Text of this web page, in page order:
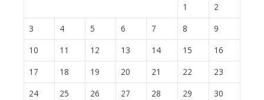
1
2
3
4 5 6 7 8
9
10
11 12 13 14 15
16
17
18 19 20 21 22
23
24
25 26 27 28 29 30